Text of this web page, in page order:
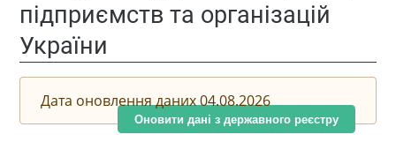
підприємств та організацій
України
Дата оновлення даних 04.08.2026
Оновити дані з державного реєстру